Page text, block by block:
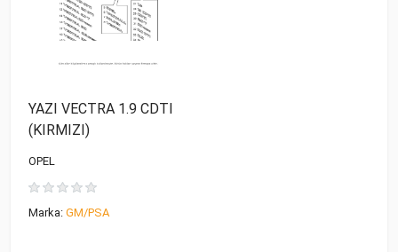
YAZI VECTRA 1.9 CDTI
(KIRMIZI)
OPEL
Marka: GM/PSA